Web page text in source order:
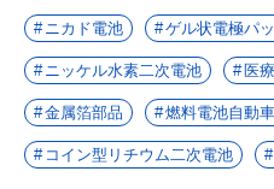
ニカド電池 ゲル状電極パ
ニッケル水素二次電池 医
金属箔部品 燃料電池自動車
コイン型リチウム二次電池